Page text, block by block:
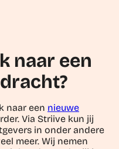
naar een
naar een nieuwe
Via Striive kun jij
in onder andere
meer. Wij nemen